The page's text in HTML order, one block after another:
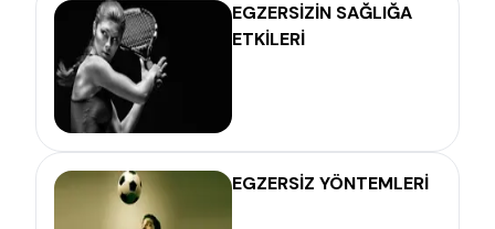
EGZERSİZİN SAĞLIĞA
ETKİLERİ
EGZERSİZ YÖNTEMLERİ